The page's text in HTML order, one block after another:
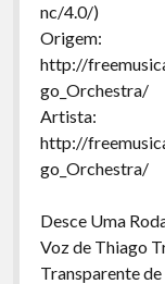
nc/4.0/)
Origem:
http://
go_Orchestra/
Artista:
http://
go_Orchestra/
Desce Uma
Voz de Thiago
Transparente